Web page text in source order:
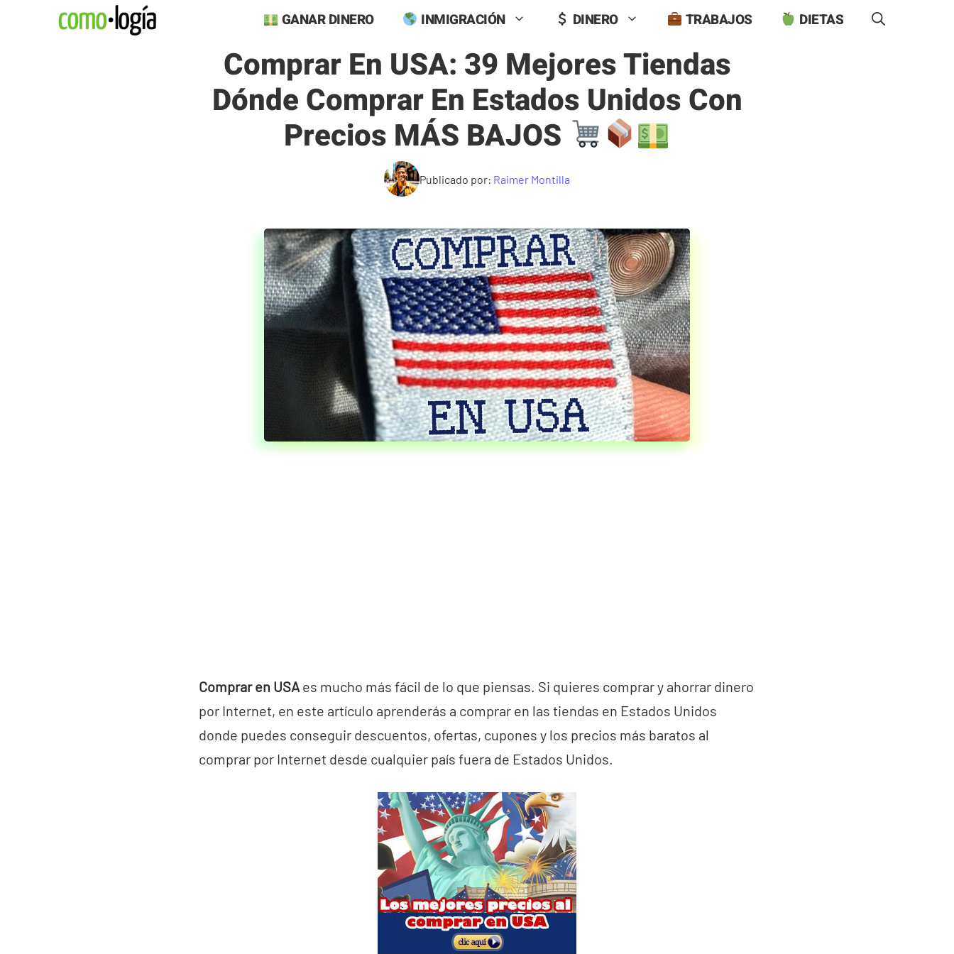
GANAR DINERO INMIGRACIÓN DINERO TRABAJOS DIETAS
Comprar En USA: 39 Mejores Tiendas
Dónde Comprar En Estados Unidos Con
Precios MÁS BAJOS
Publicado por: Raimer Montilla
Comprar en USA es mucho más fácil de lo que piensas. Si quieres comprar y ahorrar dinero
por Internet, en este artículo aprenderás a comprar en las tiendas en Estados Unidos
donde puedes conseguir descuentos, ofertas, cupones y los precios más baratos al
comprar por Internet desde cualquier país fuera de Estados Unidos.